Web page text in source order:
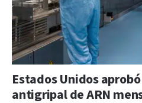
Estados Unidos
antigripal de ARN